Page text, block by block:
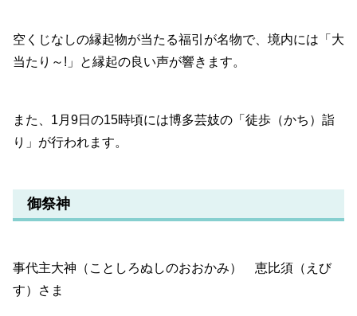
空くじなしの縁起物が当たる福引が名物で、境内には「大
当たり～!」と縁起の良い声が響きます。
また、1月9日の15時頃には博多芸妓の「徒歩（かち）詣
り」が行われます。
御祭神
事代主大神（ことしろぬしのおおかみ） 恵比須（えび
す）さま